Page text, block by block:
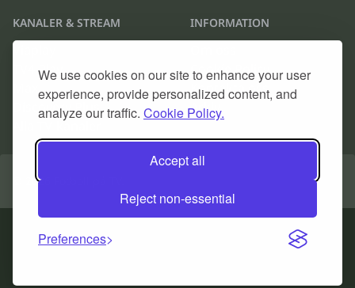
We use cookies on our site to enhance your user
experience, provide personalized content, and
analyze our traffic. Cookie Policy.
Accept all
Reject non-essential
Preferences
KANALER & STREAM
TV4 Play
Discovery Plus
Alla TV-kanaler
INFORMATION
Cookie Policy
Kontakta oss
Arkiv
© 2026